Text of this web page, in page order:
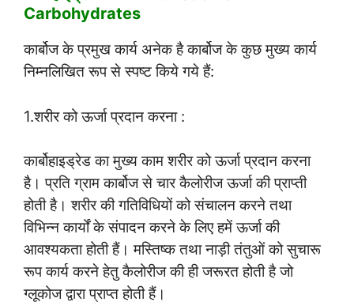
Carbohydrates
कार्बोज के प्रमुख कार्य अनेक है कार्बोज के कुछ मुख्य कार्य
निम्नलिखित रूप से स्पष्ट किये गये हैं:
1.शरीर को ऊर्जा प्रदान करना :
कार्बोहाइड्रेड का मुख्य काम शरीर को ऊर्जा प्रदान करना
है। प्रति ग्राम कार्बोज से चार कैलोरीज ऊर्जा की प्राप्ती
होती है। शरीर की गतिविधियों को संचालन करने तथा
विभिन्न कार्यों के संपादन करने के लिए हमें ऊर्जा की
आवश्यकता होती हैं। मस्तिष्क तथा नाड़ी तंतुओं को सुचारू
रूप कार्य करने हेतु कैलोरीज की ही जरूरत होती है जो
ग्लूकोज द्वारा प्राप्त होती हैं।